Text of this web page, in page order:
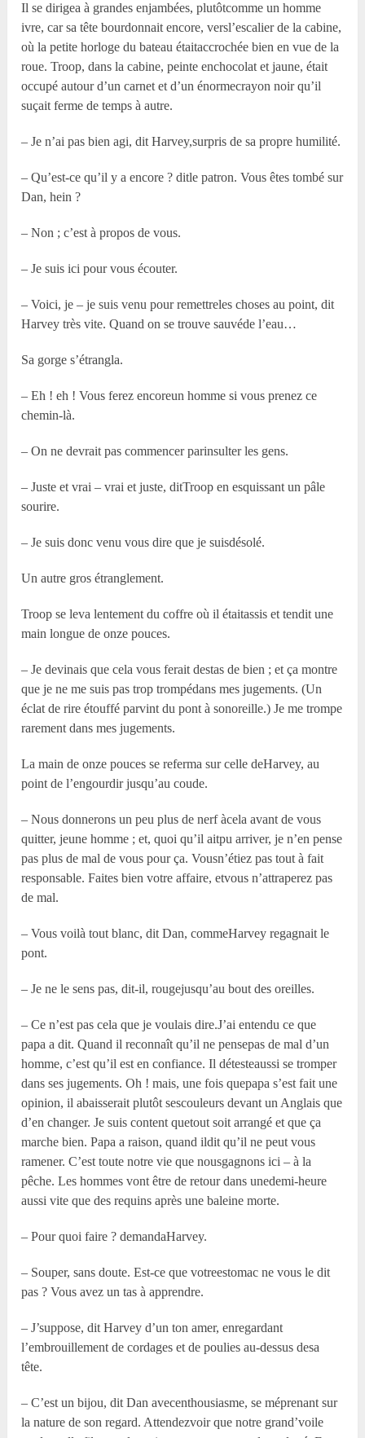
Il se dirigea à grandes enjambées, plutôtcomme un homme
ivre, car sa tête bourdonnait encore, versl’escalier de la cabine,
où la petite horloge du bateau étaitaccrochée bien en vue de la
roue. Troop, dans la cabine, peinte enchocolat et jaune, était
occupé autour d’un carnet et d’un énormecrayon noir qu’il
suçait ferme de temps à autre.
– Je n’ai pas bien agi, dit Harvey,surpris de sa propre humilité.
– Qu’est-ce qu’il y a encore ? ditle patron. Vous êtes tombé sur
Dan, hein ?
– Non ; c’est à propos de vous.
– Je suis ici pour vous écouter.
– Voici, je – je suis venu pour remettreles choses au point, dit
Harvey très vite. Quand on se trouve sauvéde l’eau…
Sa gorge s’étrangla.
– Eh ! eh ! Vous ferez encoreun homme si vous prenez ce
chemin-là.
– On ne devrait pas commencer parinsulter les gens.
– Juste et vrai – vrai et juste, ditTroop en esquissant un pâle
sourire.
– Je suis donc venu vous dire que je suisdésolé.
Un autre gros étranglement.
Troop se leva lentement du coffre où il étaitassis et tendit une
main longue de onze pouces.
– Je devinais que cela vous ferait destas de bien ; et ça montre
que je ne me suis pas trop trompédans mes jugements. (Un
éclat de rire étouffé parvint du pont à sonoreille.) Je me trompe
rarement dans mes jugements.
La main de onze pouces se referma sur celle deHarvey, au
point de l’engourdir jusqu’au coude.
– Nous donnerons un peu plus de nerf àcela avant de vous
quitter, jeune homme ; et, quoi qu’il aitpu arriver, je n’en pense
pas plus de mal de vous pour ça. Vousn’étiez pas tout à fait
responsable. Faites bien votre affaire, etvous n’attraperez pas
de mal.
– Vous voilà tout blanc, dit Dan, commeHarvey regagnait le
pont.
– Je ne le sens pas, dit-il, rougejusqu’au bout des oreilles.
– Ce n’est pas cela que je voulais dire.J’ai entendu ce que
papa a dit. Quand il reconnaît qu’il ne pensepas de mal d’un
homme, c’est qu’il est en confiance. Il détesteaussi se tromper
dans ses jugements. Oh ! mais, une fois quepapa s’est fait une
opinion, il abaisserait plutôt sescouleurs devant un Anglais que
d’en changer. Je suis content quetout soit arrangé et que ça
marche bien. Papa a raison, quand ildit qu’il ne peut vous
ramener. C’est toute notre vie que nousgagnons ici – à la
pêche. Les hommes vont être de retour dans unedemi-heure
aussi vite que des requins après une baleine morte.
– Pour quoi faire ? demandaHarvey.
– Souper, sans doute. Est-ce que votreestomac ne vous le dit
pas ? Vous avez un tas à apprendre.
– J’suppose, dit Harvey d’un ton amer, enregardant
l’embrouillement de cordages et de poulies au-dessus desa
tête.
– C’est un bijou, dit Dan avecenthousiasme, se méprenant sur
la nature de son regard. Attendezvoir que notre grand’voile